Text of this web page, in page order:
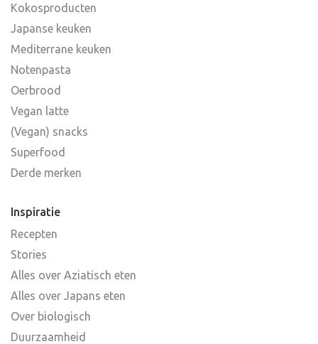
Kokosproducten
Japanse keuken
Mediterrane keuken
Notenpasta
Oerbrood
Vegan latte
(Vegan) snacks
Superfood
Derde merken
Inspiratie
Recepten
Stories
Alles over Aziatisch eten
Alles over Japans eten
Over biologisch
Duurzaamheid